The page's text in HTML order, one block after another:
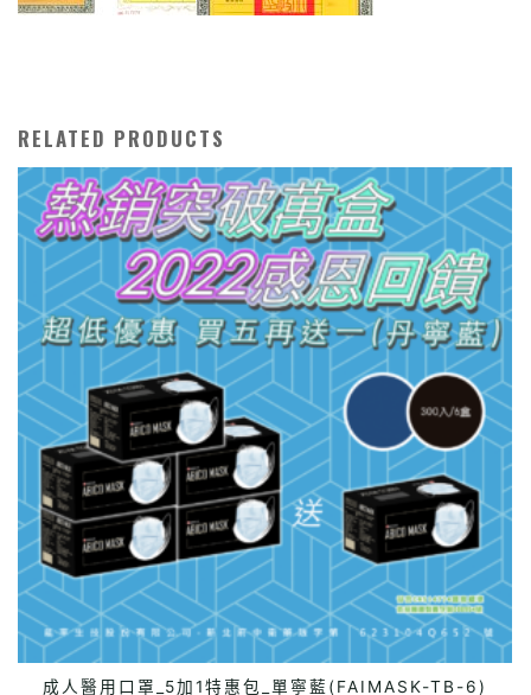
RELATED PRODUCTS
成人醫用口罩_5加1特惠包_單寧藍(FAIMASK-TB-6)